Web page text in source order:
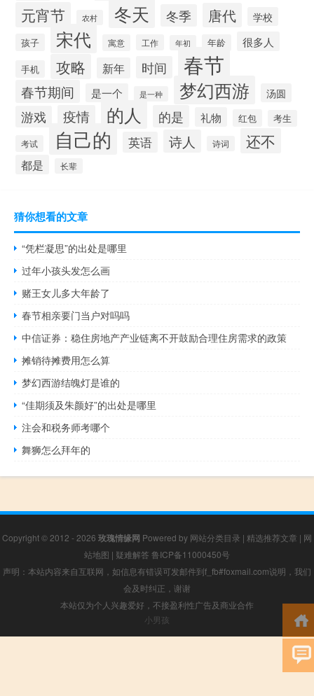
元宵节 农村 冬天 冬季 唐代 学校
孩子 宋代 寓意 工作 年初 年龄 很多人
手机 攻略 新年 时间 春节
春节期间 是一个 是一种 梦幻西游 汤圆
游戏 疫情 的人 的是 礼物 红包
考生
考试
自己的 英语 诗人 诗词 还不
都是 长辈
猜你想看的文章
“凭栏凝思”的出处是哪里
过年小孩头发怎么画
赌王女儿多大年龄了
春节相亲要门当户对吗吗
中信证券：稳住房地产产业链离不开鼓励合理住房需求的政策
摊销待摊费用怎么算
梦幻西游结魄灯是谁的
“佳期须及朱颜好”的出处是哪里
注会和税务师考哪个
舞狮怎么拜年的
Copyright © 2012 - 2026 玫瑰情缘网 Powered by 网站分类目录 | 精选推荐文章 | 网
站地图 | 疑难解答 鲁ICP备11000450号
声明：本站内容来自互联网，如信息有错误可发邮件到f_fb#foxmail.com说明，我们
会及时纠正，谢谢
本站仅为个人兴趣爱好，不接盈利性广告及商业合作
小男孩